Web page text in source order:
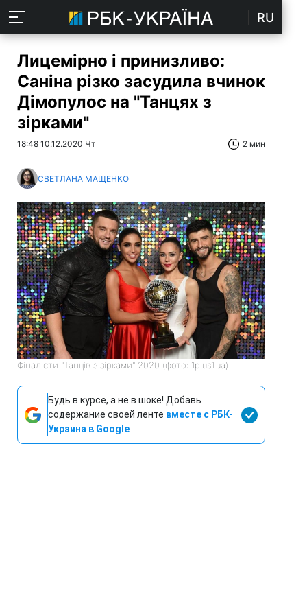
RU
Лицемірно і принизливо:
Саніна різко засудила вчинок
Дімопулос на "Танцях з
зірками"
18:48 10.12.2020 Чт 2 мин
СВЕТЛАНА МАЩЕНКО
Фіналісти "Танців з зірками" 2020 (фото: 1plus1.ua)
Будь в курсе, а не в шоке! Добавь
содержание своей ленте вместе с РБК-
Украина в Google